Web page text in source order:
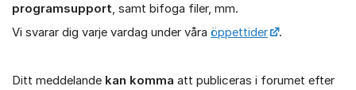
programsupport , samt bifoga filer, mm.
Vi svarar dig varje vardag under våra öppettider .
Ditt meddelande kan komma att publiceras i forumet efter